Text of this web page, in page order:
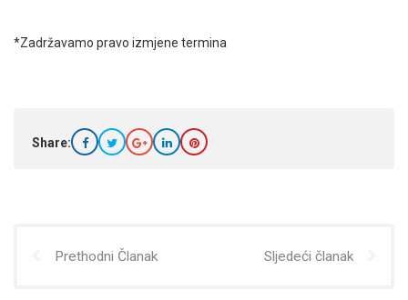
*Zadržavamo pravo izmjene termina
Share:
Prethodni Članak Sljedeći članak